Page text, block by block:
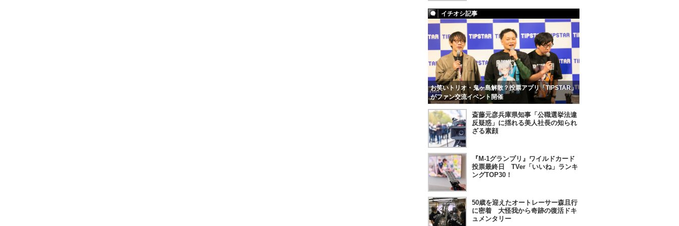
イチオシ記事
お笑いトリオ・鬼ヶ島解散？投票アプリ「TIPSTAR」
がファン交流イベント開催
斎藤元彦兵庫県知事「公職選挙法違
反疑惑」に揺れる美人社長の知られ
ざる素顔
『M-1グランプリ』ワイルドカード
投票最終日 TVer「いいね」ランキ
ングTOP30！
50歳を迎えたオートレーサー森且行
に密着 大怪我から奇跡の復活ドキ
ュメンタリー